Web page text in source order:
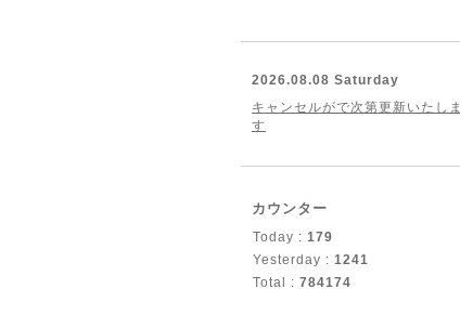
2026.08.08 Saturday
キャンセルがで次第更新いたしま
す
カウンター
Today : 179
Yesterday : 1241
Total : 784174